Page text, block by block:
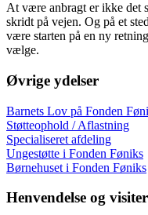
At være anbragt er ikke det
skridt på vejen. Og på et
være starten på en ny
vælge.
Øvrige ydelser
Barnets Lov på Fonden
Støtteophold / Aflastning
Specialiseret afdeling
Ungestøtte i Fonden Føniks
Børnehuset i Fonden Føniks
Henvendelse og